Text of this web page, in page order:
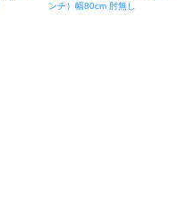
ンチ）幅80cm 肘無し